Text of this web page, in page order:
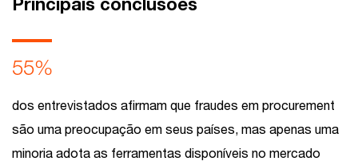
55%
dos entrevistados afirmam que fraudes em procurement
são uma preocupação em seus países, mas apenas uma
minoria adota as ferramentas disponíveis no mercado